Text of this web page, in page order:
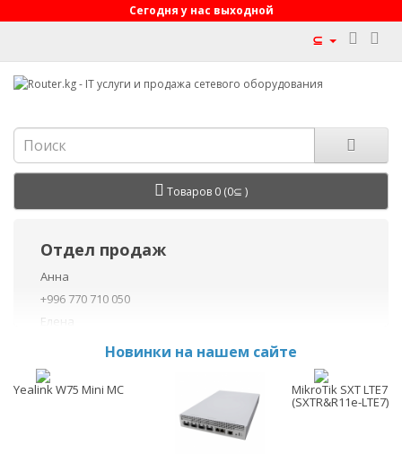
Сегодня у нас выходной
⊆
Товаров 0 (0⊆ )
Отдел продаж
Анна
+996 770 710 050
Елена
+996 770 710 040
+996 755 710 050
Данил
Новинки на нашем сайте
Yealink W75 Mini MC MikroTik SXT LTE7 kit
(SXTR&R11e-LTE7)